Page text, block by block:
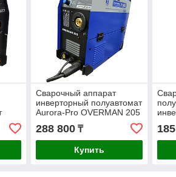
185
Сварочный аппарат
инверторный полуавтомат
Aurora-Pro OVERMAN 205
288 800₸
Купить